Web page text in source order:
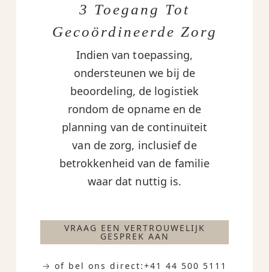
3 Toegang Tot
Gecoördineerde Zorg
Indien van toepassing,
ondersteunen we bij de
beoordeling, de logistiek
rondom de opname en de
planning van de continuïteit
van de zorg, inclusief de
betrokkenheid van de familie
waar dat nuttig is.
VRAAG EEN VERTROUWELIJK
GESPREK AAN
→ of bel ons direct:+41 44 500 5111